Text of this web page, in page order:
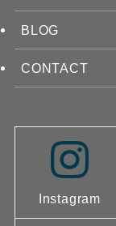
BLOG
CONTACT
Instagram